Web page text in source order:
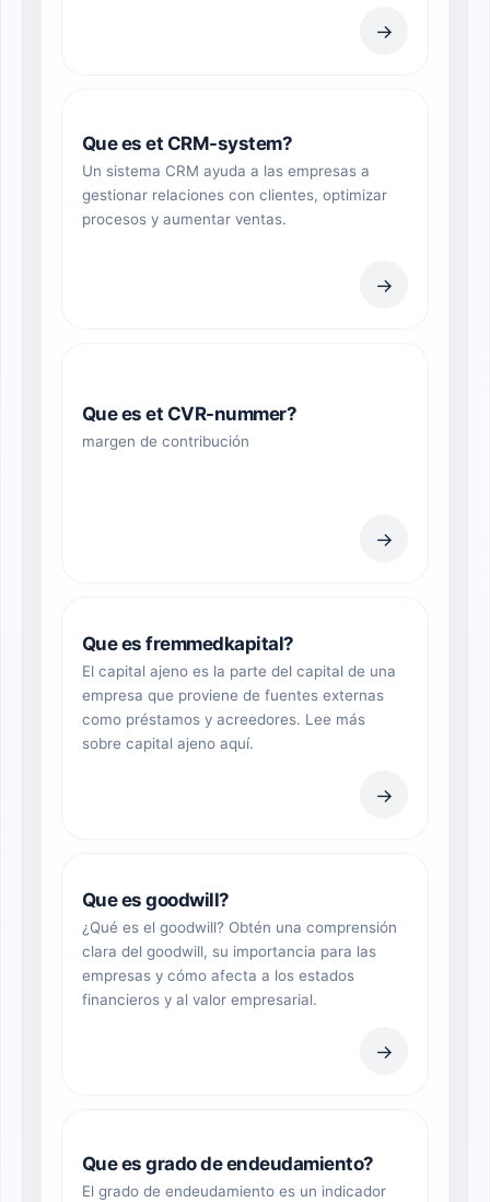
→
Que es et CRM-system?
Un sistema CRM ayuda a las empresas a
gestionar relaciones con clientes, optimizar
procesos y aumentar ventas.
→
Que es et CVR-nummer?
margen de contribución
→
Que es fremmedkapital?
El capital ajeno es la parte del capital de una
empresa que proviene de fuentes externas
como préstamos y acreedores. Lee más
sobre capital ajeno aquí.
→
Que es goodwill?
¿Qué es el goodwill? Obtén una comprensión
clara del goodwill, su importancia para las
empresas y cómo afecta a los estados
financieros y al valor empresarial.
→
Que es grado de endeudamiento?
El grado de endeudamiento es un indicador